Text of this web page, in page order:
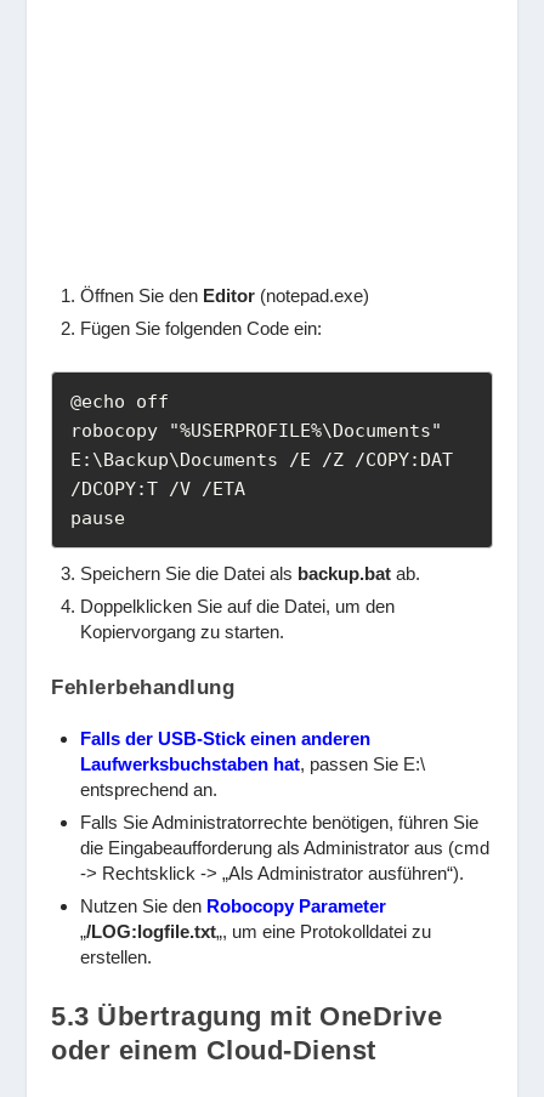
Öffnen Sie den Editor (notepad.exe)
Fügen Sie folgenden Code ein:
@echo off
robocopy "%USERPROFILE%\Documents"
E:\Backup\Documents /E /Z /COPY:DAT
/DCOPY:T /V /ETA
pause
Speichern Sie die Datei als backup.bat ab.
Doppelklicken Sie auf die Datei, um den
Kopiervorgang zu starten.
Fehlerbehandlung
Falls der USB-Stick einen anderen
Laufwerksbuchstaben hat, passen Sie E:\
entsprechend an.
Falls Sie Administratorrechte benötigen, führen Sie
die Eingabeaufforderung als Administrator aus (cmd
-> Rechtsklick -> „Als Administrator ausführen“).
Nutzen Sie den Robocopy Parameter
„/LOG:logfile.txt„, um eine Protokolldatei zu
erstellen.
5.3 Übertragung mit OneDrive
oder einem Cloud-Dienst